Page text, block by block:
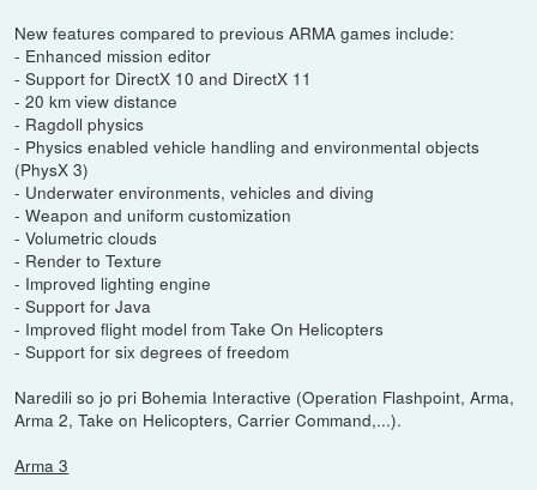
New features compared to previous ARMA games include:
- Enhanced mission editor
- Support for DirectX 10 and DirectX 11
- 20 km view distance
- Ragdoll physics
- Physics enabled vehicle handling and environmental objects
(PhysX 3)
- Underwater environments, vehicles and diving
- Weapon and uniform customization
- Volumetric clouds
- Render to Texture
- Improved lighting engine
- Support for Java
- Improved flight model from Take On Helicopters
- Support for six degrees of freedom
Naredili so jo pri Bohemia Interactive (Operation Flashpoint, Arma,
Arma 2, Take on Helicopters, Carrier Command,...).
Arma 3